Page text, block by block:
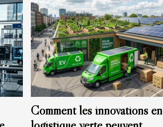
Comment les innovations en